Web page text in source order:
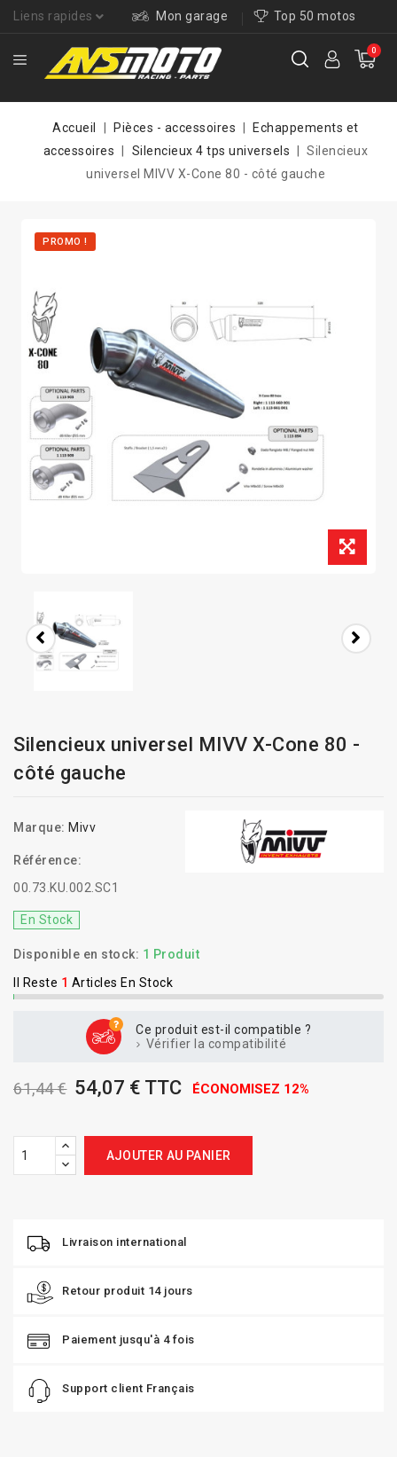
Liens rapides Mon garage Top 50 motos
0
Accueil Pièces - accessoires
Echappements et
accessoires
Silencieux 4 tps universels
Silencieux
universel MIVV X-Cone 80 - côté gauche
PROMO !
Silencieux universel MIVV X-Cone 80 -
côté gauche
Marque: Mivv
Référence:
00.73.KU.002.SC1
En Stock
Disponible en stock: 1 Produit
Il Reste 1 Articles En Stock
Ce produit est-il compatible ?
Vérifier la compatibilité
61,44 € 54,07 € TTC ÉCONOMISEZ 12%
AJOUTER AU PANIER
Livraison international
Retour produit 14 jours
Paiement jusqu'à 4 fois
Support client Français